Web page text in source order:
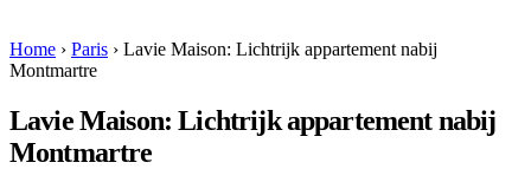
Home › Paris › Lavie Maison: Lichtrijk appartement nabij
Montmartre
Lavie Maison: Lichtrijk appartement nabij
Montmartre